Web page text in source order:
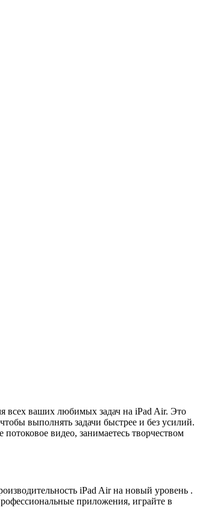
всех ваших любимых задач на iPad Air. Это
выполнять задачи быстрее и без усилий.
видео, занимаетесь творчеством
iPad Air на новый уровень .
приложения, играйте в